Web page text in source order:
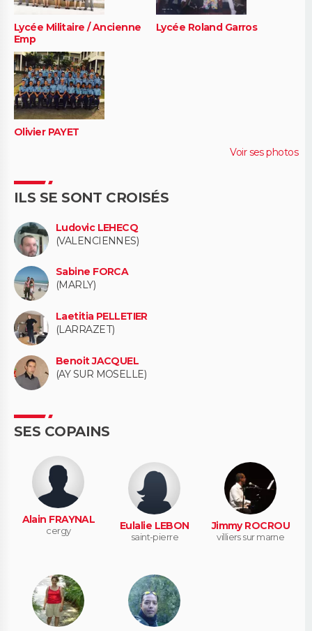
Lycée Militaire / Ancienne
Emp
Lycée Roland Garros
Olivier PAYET
Voir ses photos
ILS SE SONT CROISÉS
Ludovic LEHECQ
(VALENCIENNES)
Sabine FORCA
(MARLY)
Laetitia PELLETIER
(LARRAZET)
Benoit JACQUEL
(AY SUR MOSELLE)
SES COPAINS
Alain FRAYNAL
cergy Eulalie LEBON
saint-pierre
Jimmy ROCROU
villiers sur marne